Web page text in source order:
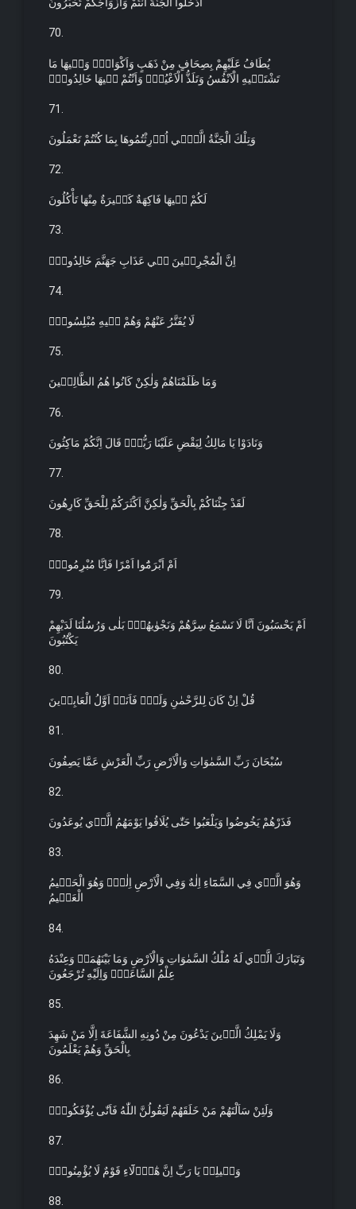
70.
يُطَافُ عَلَيْهِمْ بِصِحَافٍ مِنْ ذَهَبٍ وَاَكْوَابٍۚ وَف۪يهَا مَا
تَشْتَه۪يهِ الْاَنْفُسُ وَتَلَذُّ الْاَعْيُنُۚ وَاَنْتُمْ ف۪يهَا خَالِدُونَۚ
71.
وَتِلْكَ الْجَنَّةُ الَّت۪ٓي اُو۫رِثْتُمُوهَا بِمَا كُنْتُمْ تَعْمَلُونَ
72.
لَكُمْ ف۪يهَا فَاكِهَةٌ كَث۪يرَةٌ مِنْهَا تَأْكُلُونَ
73.
اِنَّ الْمُجْرِم۪ينَ ف۪ي عَذَابِ جَهَنَّمَ خَالِدُونَۚ
74.
لَا يُفَتَّرُ عَنْهُمْ وَهُمْ ف۪يهِ مُبْلِسُونَۚ
75.
وَمَا ظَلَمْنَاهُمْ وَلٰكِنْ كَانُوا هُمُ الظَّالِم۪ينَ
76.
وَنَادَوْا يَا مَالِكُ لِيَقْضِ عَلَيْنَا رَبُّكَۜ قَالَ اِنَّكُمْ مَاكِثُونَ
77.
لَقَدْ جِئْنَاكُمْ بِالْحَقِّ وَلٰكِنَّ اَكْثَرَكُمْ لِلْحَقِّ كَارِهُونَ
78.
اَمْ اَبْرَمُٓوا اَمْرًا فَاِنَّا مُبْرِمُونَۚ
79.
اَمْ يَحْسَبُونَ اَنَّا لَا نَسْمَعُ سِرَّهُمْ وَنَجْوٰيهُمْۜ بَلٰى وَرُسُلُنَا لَدَيْهِمْ
يَكْتُبُونَ
80.
قُلْ اِنْ كَانَ لِلرَّحْمٰنِ وَلَدٌۗ فَاَنَا۬ اَوَّلُ الْعَابِد۪ينَ
81.
سُبْحَانَ رَبِّ السَّمٰوَاتِ وَالْاَرْضِ رَبِّ الْعَرْشِ عَمَّا يَصِفُونَ
82.
فَذَرْهُمْ يَخُوضُوا وَيَلْعَبُوا حَتّٰى يُلَاقُوا يَوْمَهُمُ الَّذ۪ي يُوعَدُونَ
83.
وَهُوَ الَّذ۪ي فِي السَّمَٓاءِ اِلٰهٌ وَفِي الْاَرْضِ اِلٰهٌۜ وَهُوَ الْحَك۪يمُ
الْعَل۪يمُ
84.
وَتَبَارَكَ الَّذ۪ي لَهُ مُلْكُ السَّمٰوَاتِ وَالْاَرْضِ وَمَا بَيْنَهُمَاۚ وَعِنْدَهُ
عِلْمُ السَّاعَةِۚ وَاِلَيْهِ تُرْجَعُونَ
85.
وَلَا يَمْلِكُ الَّذ۪ينَ يَدْعُونَ مِنْ دُونِهِ الشَّفَاعَةَ اِلَّا مَنْ شَهِدَ
بِالْحَقِّ وَهُمْ يَعْلَمُونَ
86.
وَلَئِنْ سَاَلْتَهُمْ مَنْ خَلَقَهُمْ لَيَقُولُنَّ اللّٰهُ فَاَنّٰى يُؤْفَكُونَۙ
87.
وَق۪يلِه۪ يَا رَبِّ اِنَّ هٰٓؤُ۬لَٓاءِ قَوْمٌ لَا يُؤْمِنُونَۢ
88.